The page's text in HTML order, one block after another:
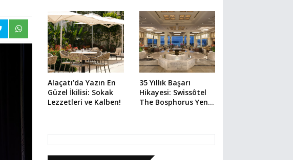
Alaçatı’da Yazın En
Güzel İkilisi: Sokak
Lezzetleri ve Kalben!
35 Yıllık Başarı
Hikayesi: Swissôtel
The Bosphorus Yeni